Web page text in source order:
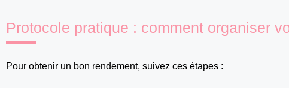
Protocole pratique : comment organiser
Pour obtenir un bon rendement, suivez ces étapes :